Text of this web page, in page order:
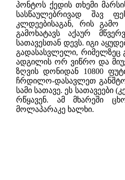
პონტოს ქედის თხემი
სასწაულებრივად შავ
კლდეებისაგან, რის
გამოხატავს აქაურ
სათავესთან დევს. იგი
გადასასვლელი, რიმელზეც
ადგილის ორ ვიწრო და
ზღვის დონიდან 10800
ჩრდილო-დასავლეთ
სამი სათავე. ეს სათავეები
რწყავენ. ამ მხარეში
მოლაპარაკე ხალხი.